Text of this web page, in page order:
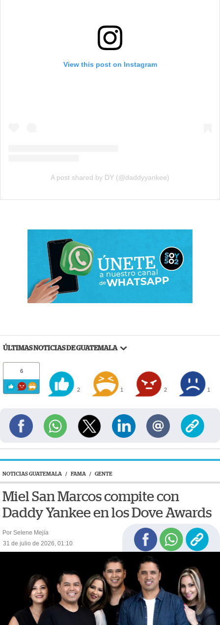
View this post on Instagram
A post shared by DY (@daddyyankee)
ÚLTIMAS NOTICIAS DE GUATEMALA
6
2 1 2 1
NOTICIAS GUATEMALA / FAMA / GENTE
Miel San Marcos compite con
Daddy Yankee en los Dove Awards
Por Selene Mejía
31 de julio de 2026, 01:10